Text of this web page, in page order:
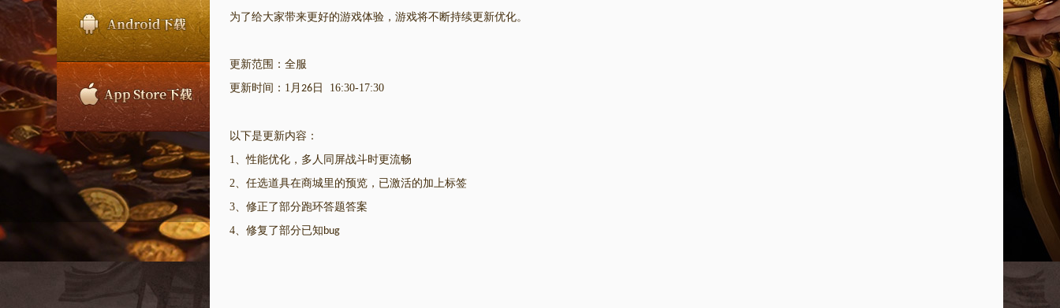
为了给大家带来更好的游戏体验， 游戏将不断持续更新优化。
更新范围：全服
更新时间： 1 月 26 日 16:30-17:30
以下是更新内容：
1、性能优化，多人同屏战斗时更流畅
2、任选道具在商城里的预览，已激活的加上标签
3、修正了部分跑环答题答案
4、修复了部分已知bug